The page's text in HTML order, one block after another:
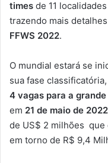
times de 11
trazendo mais
FFWS 2022.
O mundial estará se
sua fase
4 vagas para a
em 21 de maio de 2022
de US$ 2 milhões que
em torno de R$ 9,4